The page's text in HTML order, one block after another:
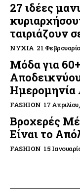
27 ιδέες
ταιριάζουν
ΝΎΧΙΑ 21
Μόδα για
Ημερομηνία
FASHION 17
Βροχερές
Είναι το
FASHION 15